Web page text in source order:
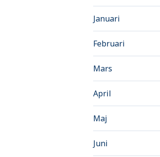
Januari
Februari
Mars
April
Maj
Juni